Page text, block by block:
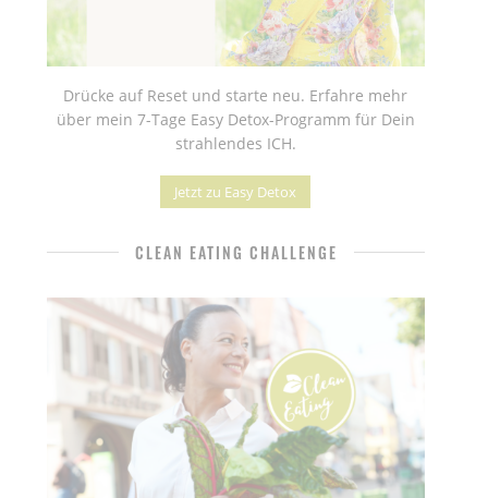
Drücke auf Reset und starte neu. Erfahre mehr
über mein 7-Tage Easy Detox-Programm für Dein
strahlendes ICH.
Jetzt zu Easy Detox
CLEAN EATING CHALLENGE